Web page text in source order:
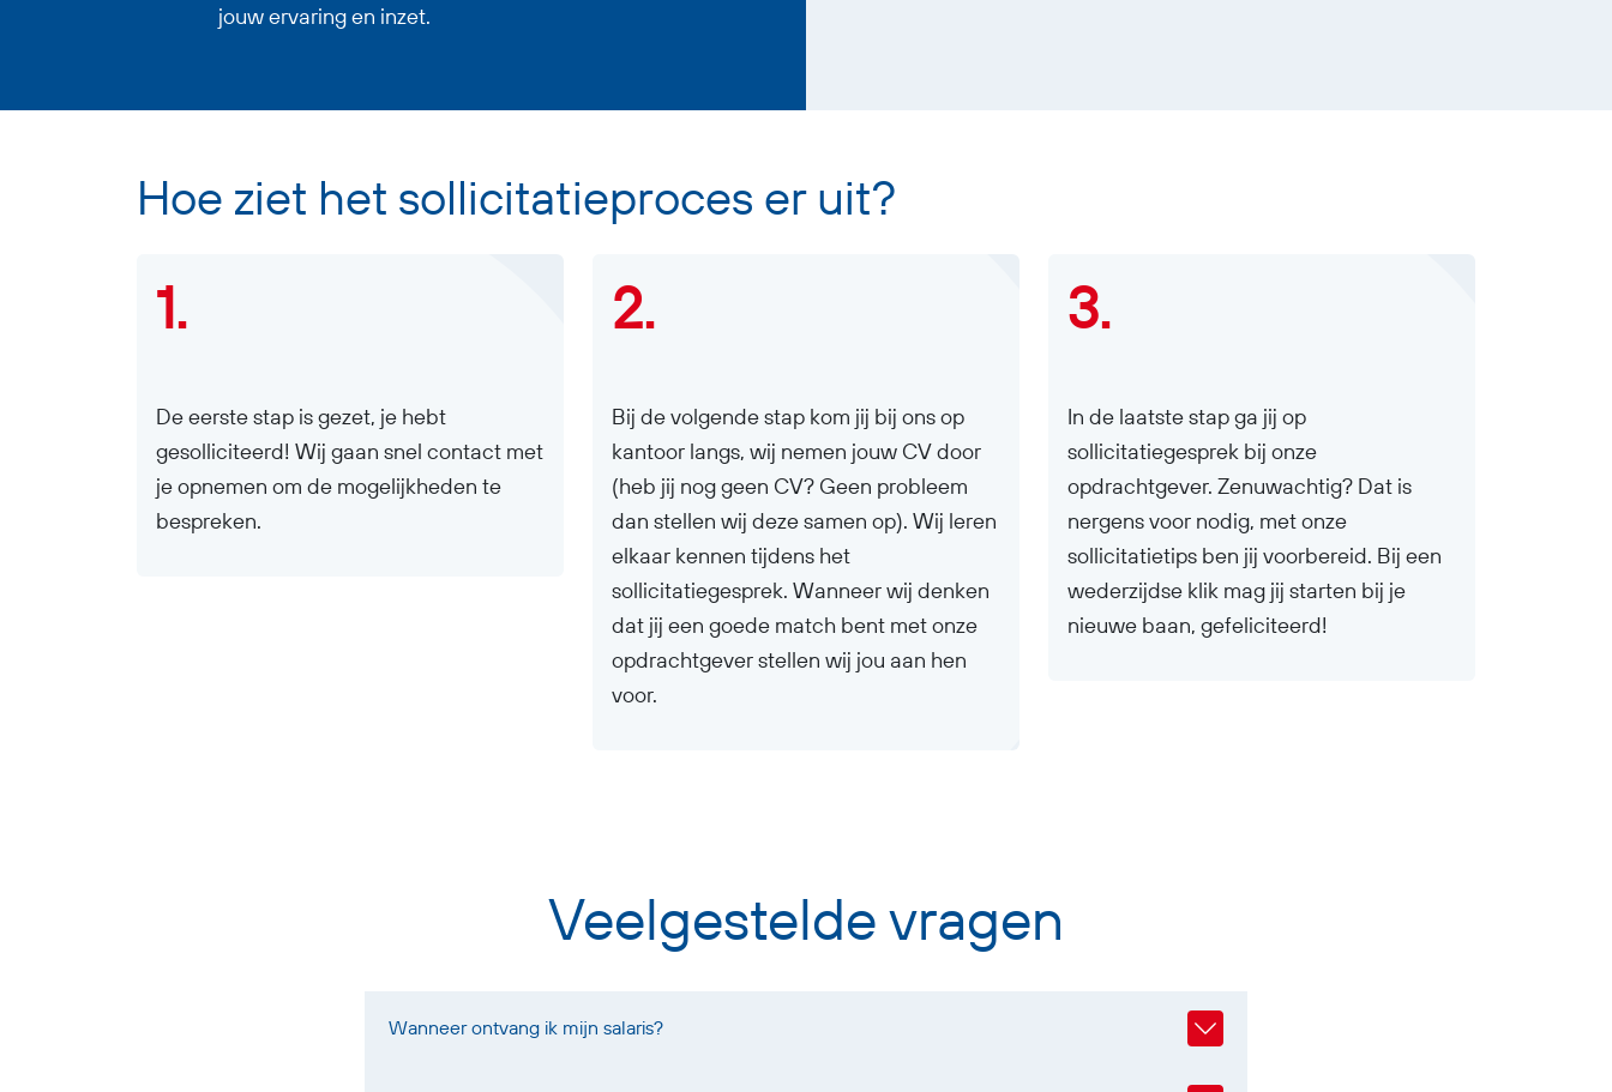
jouw ervaring en inzet.
Hoe ziet het sollicitatieproces er uit?
1.
De eerste stap is gezet, je hebt
gesolliciteerd! Wij gaan snel contact met
je opnemen om de mogelijkheden te
bespreken.
2.
Bij de volgende stap kom jij bij ons op
kantoor langs, wij nemen jouw CV door
(heb jij nog geen CV? Geen probleem
dan stellen wij deze samen op). Wij leren
elkaar kennen tijdens het
sollicitatiegesprek. Wanneer wij denken
dat jij een goede match bent met onze
opdrachtgever stellen wij jou aan hen
voor.
3.
In de laatste stap ga jij op
sollicitatiegesprek bij onze
opdrachtgever. Zenuwachtig? Dat is
nergens voor nodig, met onze
sollicitatietips ben jij voorbereid. Bij een
wederzijdse klik mag jij starten bij je
nieuwe baan, gefeliciteerd!
Veelgestelde vragen
Wanneer ontvang ik mijn salaris?